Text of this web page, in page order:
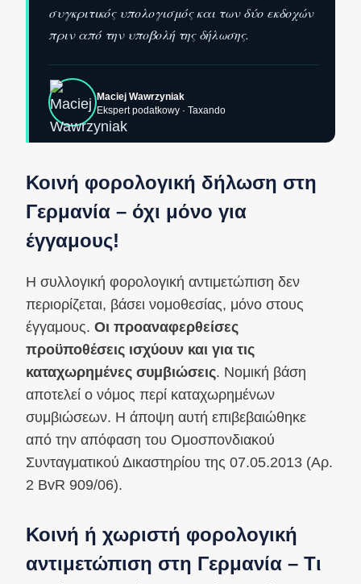
συγκριτικός υπολογισμός και των δύο εκδοχών
πριν από την υποβολή της δήλωσης.
Maciej Wawrzyniak
Ekspert podatkowy · Taxando
Κοινή φορολογική δήλωση στη
Γερμανία – όχι μόνο για
έγγαμους!
Η συλλογική φορολογική αντιμετώπιση δεν
περιορίζεται, βάσει νομοθεσίας, μόνο στους
έγγαμους. Οι προαναφερθείσες
προϋποθέσεις ισχύουν και για τις
καταχωρημένες συμβιώσεις. Νομική βάση
αποτελεί ο νόμος περί καταχωρημένων
συμβιώσεων. Η άποψη αυτή επιβεβαιώθηκε
από την απόφαση του Ομοσπονδιακού
Συνταγματικού Δικαστηρίου της 07.05.2013 (Αρ.
2 BvR 909/06).
Κοινή ή χωριστή φορολογική
αντιμετώπιση στη Γερμανία – Τι